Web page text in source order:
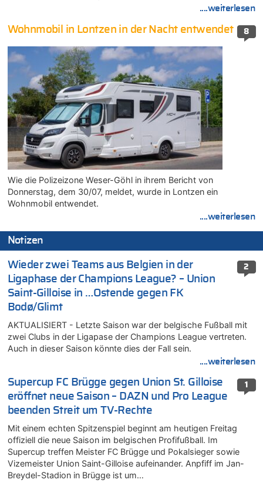
....weiterlesen
8
Wohnmobil in Lontzen in der Nacht entwendet
Wie die Polizeizone Weser-Göhl in ihrem Bericht von
Donnerstag, dem 30/07, meldet, wurde in Lontzen ein
Wohnmobil entwendet.
....weiterlesen
Notizen
2
Wieder zwei Teams aus Belgien in der
Ligaphase der Champions League? – Union
Saint-Gilloise in …Ostende gegen FK
Bodø/Glimt
AKTUALISIERT - Letzte Saison war der belgische Fußball mit
zwei Clubs in der Ligapase der Champions League vertreten.
Auch in dieser Saison könnte dies der Fall sein.
....weiterlesen
1
Supercup FC Brügge gegen Union St. Gilloise
eröffnet neue Saison – DAZN und Pro League
beenden Streit um TV-Rechte
Mit einem echten Spitzenspiel beginnt am heutigen Freitag
offiziell die neue Saison im belgischen Profifußball. Im
Supercup treffen Meister FC Brügge und Pokalsieger sowie
Vizemeister Union Saint-Gilloise aufeinander. Anpfiff im Jan-
Breydel-Stadion in Brügge ist um…